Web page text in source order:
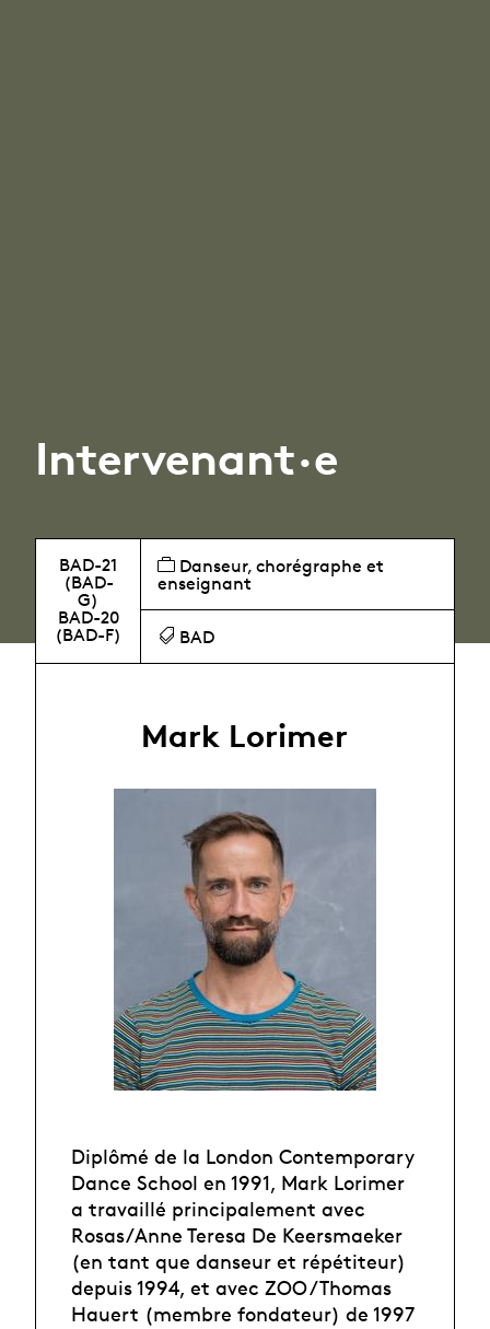
Intervenant·e
BAD-21
(BAD-
G)
BAD-20
(BAD-F)
Danseur, chorégraphe et
enseignant
BAD
Mark Lorimer
Diplômé de la London Contemporary
Dance School en 1991, Mark Lorimer
a travaillé principalement avec
Rosas/Anne Teresa De Keersmaeker
(en tant que danseur et répétiteur)
depuis 1994, et avec ZOO / Thomas
Hauert (membre fondateur) de 1997